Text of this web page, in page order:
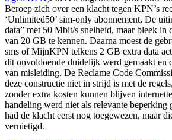
Beroep zich over een klacht tegen KPN’s
‘Unlimited50’ sim-only abonnement. De
data” met 50 Mbit/s snelheid, maar bleek in
van 20 GB te kennen. Daarna moest de
sms of MijnKPN telkens 2 GB extra data
dit onvoldoende duidelijk werd gemaakt en
van misleiding. De Reclame Code
deze constructie niet in strijd is met de
zonder extra kosten kunnen blijven
handeling werd niet als relevante beperking
had de klacht eerst nog toegewezen, maar
vernietigd.